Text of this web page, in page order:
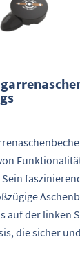
auf der linken
die sicher